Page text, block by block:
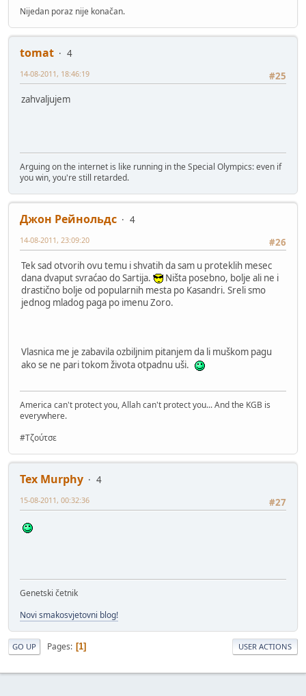
Nijedan poraz nije konačan.
tomat
4
#25
14-08-2011, 18:46:19
zahvaljujem
Arguing on the internet is like running in the Special Olympics: even if
you win, you're still retarded.
Джон Рейнольдс
4
#26
14-08-2011, 23:09:20
Tek sad otvorih ovu temu i shvatih da sam u proteklih mesec
dana dvaput svraćao do Sartija.
Ništa posebno, bolje ali ne i
drastično bolje od popularnih mesta po Kasandri. Sreli smo
jednog mladog paga po imenu Zoro.
Vlasnica me je zabavila ozbiljnim pitanjem da li muškom pagu
ako se ne pari tokom života otpadnu uši.
America can't protect you, Allah can't protect you... And the KGB is
everywhere.
#Τζούτσε
Tex Murphy
4
#27
15-08-2011, 00:32:36
Genetski četnik
Novi smakosvjetovni blog!
GO UP Pages 1 USER ACTIONS